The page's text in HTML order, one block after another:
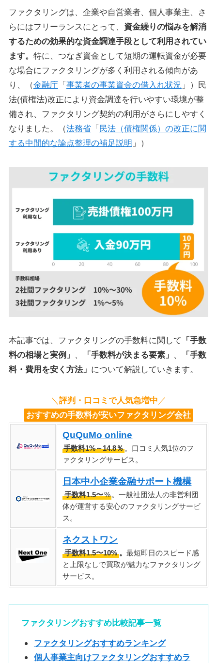
ファクタリングは、企業や自営業者、個人事業主、さ
らにはフリーランスにとって、 資金繰りの悩みを解消
するための効果的な資金調達手段として利用されてい
ます。 特に、つなぎ資金として短期の運転資金が必要
な場合にファクタリングが多く利用される傾向があ
り、（金融庁「 事業者の事業資金の借入れ状況 」）民
法(債権法)改正により資金調達を行いやすい環境が整
備され、ファクタリング契約の利用がさらにしやすく
なりました。（法務省「 民法（債権関係）の改正に関
する中間的な論点整理の補足説明 」）
本記事では、ファクタリングの手数料に関して
「手数
料の相場と実例」 、 「手数料が決まる要素」 、
「手数
料・費用を安く方法」 について解説していきます。
＼ 評判・口コミで人気急増中 ／
おすすめの手数料が安いファクタリング会社
QuQuMo online
手数料1%～14.8％ 。口コミ人気1位のフ
ァクタリングサービス。
日本中小企業金融サポート機構
手数料1.5〜% 。一般社団法人の非営利団
体が運営する安心のファクタリングサービ
ス。
ネクストワン
手数料1.5〜10% 。最短即日のスピード感
と上限なしで買取が魅力なファクタリング
サービス。
ファクタリングおすすめ比較記事一覧
ファクタリングおすすめランキング
個人事業主向けファクタリングおすすめラ